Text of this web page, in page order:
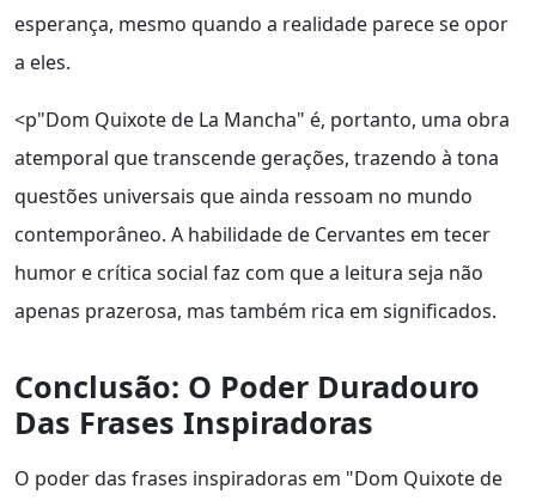
esperança, mesmo quando a realidade parece se opor
a eles.
<p"Dom Quixote de La Mancha" é, portanto, uma obra
atemporal que transcende gerações, trazendo à tona
questões universais que ainda ressoam no mundo
contemporâneo. A habilidade de Cervantes em tecer
humor e crítica social faz com que a leitura seja não
apenas prazerosa, mas também rica em significados.
Conclusão: O Poder Duradouro
Das Frases Inspiradoras
O poder das frases inspiradoras em "Dom Quixote de